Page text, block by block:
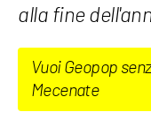
alla fine
Vuoi Geopop
Mecenate